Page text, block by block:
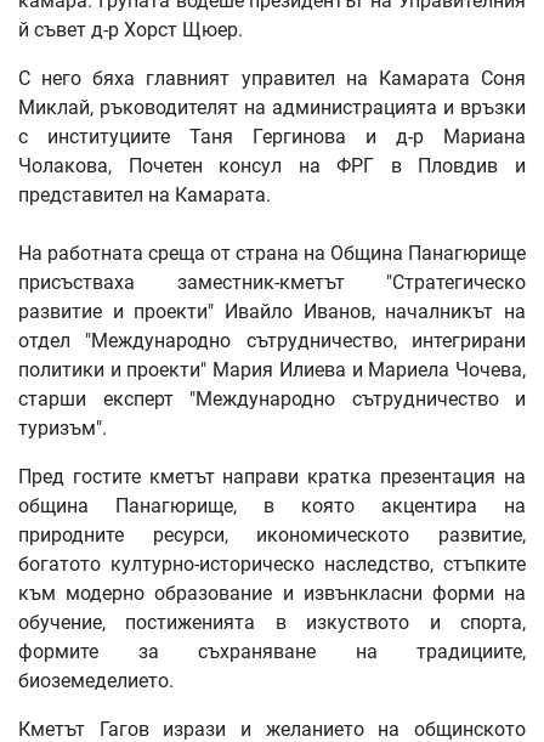
й съвет д-р Хорст Щюер.
С него бяха главният управител на Камарата Соня
Миклай, ръководителят на администрацията и връзки
с институциите Таня Гергинова и д-р Мариана
Чолакова, Почетен консул на ФРГ в Пловдив и
представител на Камарата.
На работната среща от страна на Община Панагюрище
присъстваха заместник-кметът "Стратегическо
развитие и проекти" Ивайло Иванов, началникът на
отдел "Международно сътрудничество, интегрирани
политики и проекти" Мария Илиева и Мариела Чочева,
старши експерт "Международно сътрудничество и
туризъм".
Пред гостите кметът направи кратка презентация на
община Панагюрище, в която акцентира на
природните ресурси, икономическото развитие,
богатото културно-историческо наследство, стъпките
към модерно образование и извънкласни форми на
обучение, постиженията в изкуството и спорта,
формите за съхраняване на традициите,
биоземеделието.
Кметът Гагов изрази и желанието на общинското